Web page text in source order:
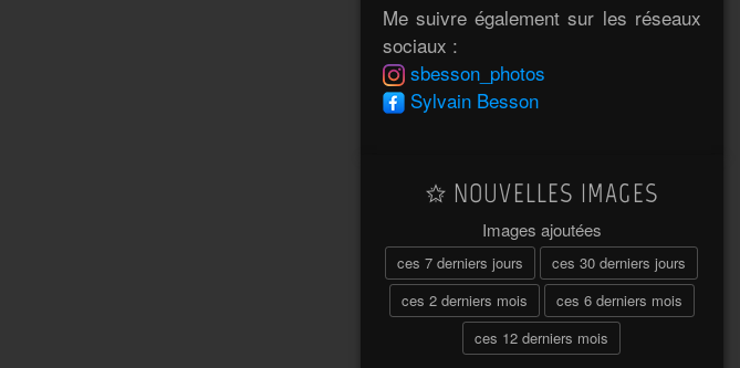
Me suivre également sur les réseaux
sociaux :
sbesson_photos
Sylvain Besson
NOUVELLES IMAGES
Images ajoutées
ces 7 derniers jours
ces 30 derniers jours
ces 2 derniers mois
ces 6 derniers mois
ces 12 derniers mois